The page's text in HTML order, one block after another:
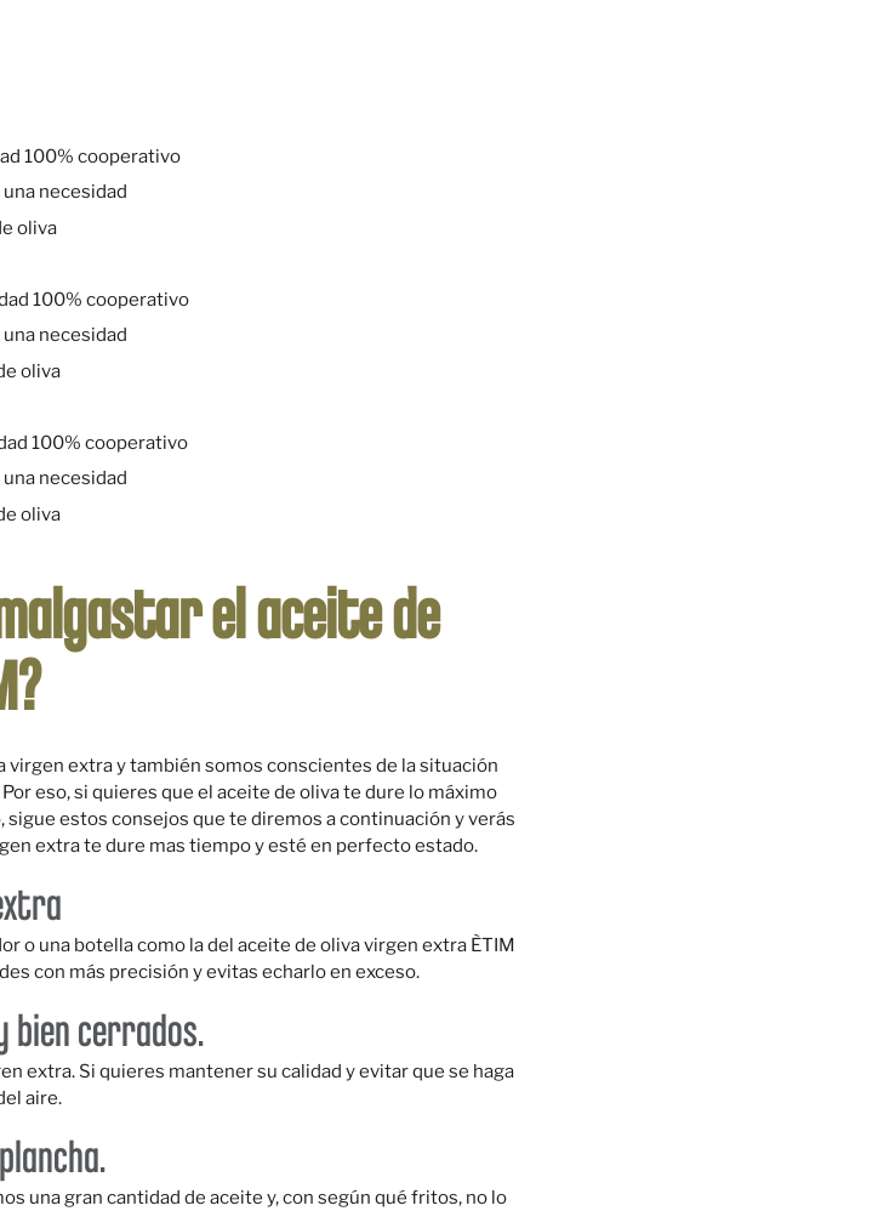
100% cooperativo
necesidad
oliva
100% cooperativo
necesidad
oliva
100% cooperativo
necesidad
oliva
el aceite de
virgen extra y también somos conscientes de la situación
eso, si quieres que el aceite de oliva te dure lo máximo
estos consejos que te diremos a continuación y verás
extra te dure mas tiempo y esté en perfecto estado.
o una botella como la del aceite de oliva virgen extra ÈTIM
con más precisión y evitas echarlo en exceso.
bien cerrados.
extra. Si quieres mantener su calidad y evitar que se haga
aire.
una gran cantidad de aceite y, con según qué fritos, no lo